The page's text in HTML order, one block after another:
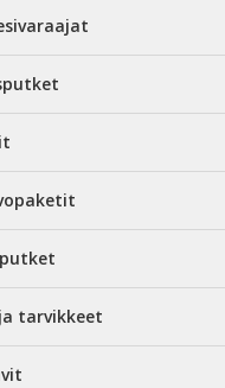
tarvikkeet